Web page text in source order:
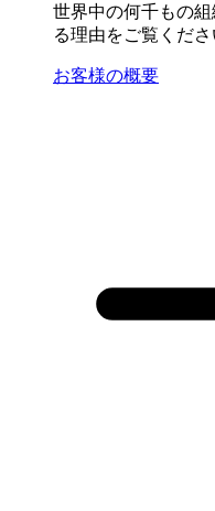
世界中の何千もの
る理由をご覧くださ
お客様の概要